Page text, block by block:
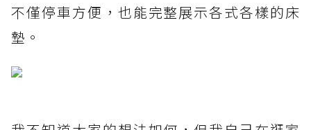
不僅停車方便，也能完整展示各式各樣的床
墊。